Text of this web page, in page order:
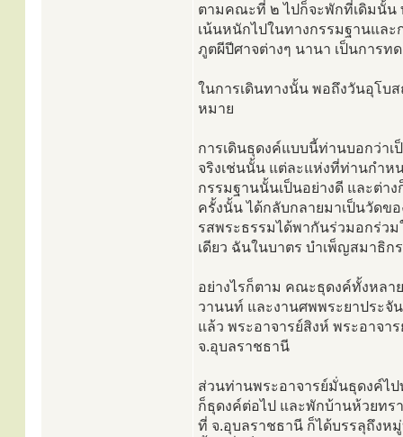
ตามคณะที่ ๒ ไปก็จะพักที่เดิมนั้น
เน้นหนักไปในทางกรรมฐานแล
ภูตผีปีศาจต่างๆ นานา เป็นการท
ในการเดินทางนั้น พอถึงวันอุโบ
หมาย
การเดินธุดงค์แบบนี้ท่านบอกว่า
จริงเช่นนั้น แต่ละแห่งที่ท่านกำ
กรรมฐานนั้นเป็นอย่างดี และต่า
ครั้งนั้น ได้กลับกลายมาเป็นวัด
รสพระธรรมได้พากันร่วมอกร่ว
เดียว ฉันในบาตร บำเพ็ญสมาธิก
อย่างไรก็ตาม คณะธุดงค์ทั้งหลา
วานนท์ และงานศพพระยาประจั
แล้ว พระอาจารย์สิงห์ พระอาจา
จ.อุบลราชธานี
ส่วนท่านพระอาจารย์มั่นธุดงค์ไ
ก็ธุดงค์ต่อไป และพักบ้านห้วยทร
ที่ จ.อุบลราชธานี ก็ได้บรรลุถึงห